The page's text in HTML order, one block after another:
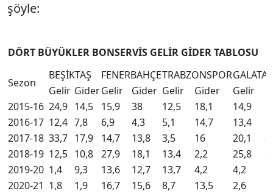
şöyle:
DÖRT BÜYÜKLER BONSERVİS GELİR GİDER TABLOSU
Sezon
BEŞİKTAŞ FENERBAHÇETRABZONSPOR
Gelir GiderGelir Gider Gelir Gider Gelir
2015-16 24,9 14,5 15,9 38 12,5 18,1 14,9
2016-17 12,4 7,8 6,9 4,3 5,1 14,7 13,4
2017-18 33,7 17,9 14,7 13,8 3,5 16 20,1
2018-19 12,5 10,8 27,9 18,1 13,4 2,2 25,8
2019-20 1,4 9,3 13,6 12,7 13,7 4,2 4,2
8
2020-21 1,8 1,9 16,7 15,6 8,7 13,5 2,6